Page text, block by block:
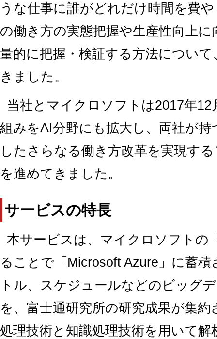
うな仕事に誰がどれだけ時間を費
の働き方の実態把握や生産性向上
量的に把握・検証する方法につい
きました。
当社とマイクロソフトは2017年
組みをAI分野にも拡大し、両社が
したさらなる働き方改革を実現す
を進めてきました。
サービスの特長
本サービスは、マイクロソフトの
ることで「Microsoft Azure」に蓄
トル、スケジュールなどのビッグ
を、富士通研究所の研究成果が集
処理技術と知識処理技術を用いて